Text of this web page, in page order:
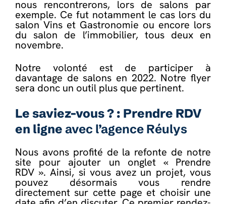
nous rencontrerons, lors de salons par
exemple. Ce fut notamment le cas lors du
salon Vins et Gastronomie ou encore lors
du salon de l’immobilier, tous deux en
novembre.
Notre volonté est de participer à
davantage de salons en 2022. Notre flyer
sera donc un outil plus que pertinent.
Le saviez-vous ? : Prendre RDV
en ligne avec l’agence Réulys
Nous avons profité de la refonte de notre
site pour ajouter un onglet « Prendre
RDV ». Ainsi, si vous avez un projet, vous
pouvez désormais vous rendre
directement sur cette page et choisir une